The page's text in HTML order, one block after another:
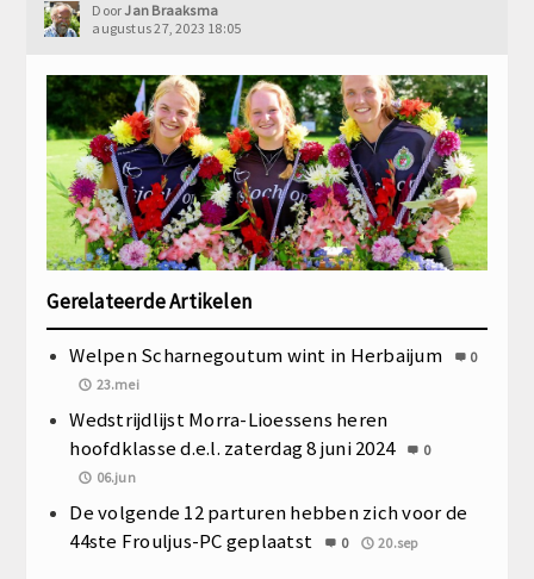
DoorJan Braaksma
augustus 27, 2023 18:05
Gerelateerde Artikelen
Welpen Scharnegoutum wint in Herbaijum
0
23.mei
Wedstrijdlijst Morra-Lioessens heren
hoofdklasse d.e.l. zaterdag 8 juni 2024
0
06.jun
De volgende 12 parturen hebben zich voor de
44ste Frouljus-PC geplaatst
0 20.sep